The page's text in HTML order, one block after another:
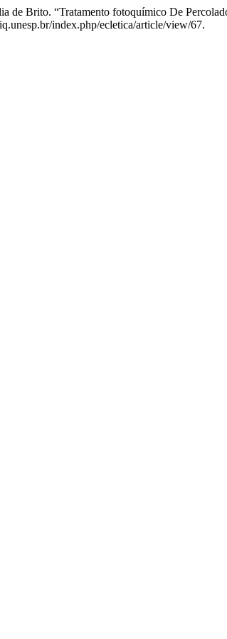
Brito. “Tratamento fotoquímico De
index.php/ecletica/article/view/67.